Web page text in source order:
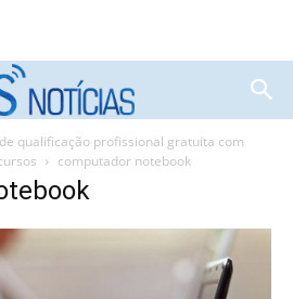
qualificação profissional gratuita com
computador notebook